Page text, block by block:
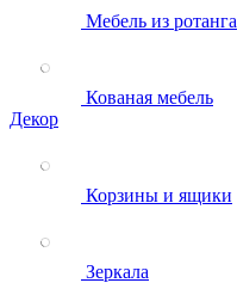
Мебель из ротанга
Кованая мебель
Декор
Корзины и ящики
Зеркала